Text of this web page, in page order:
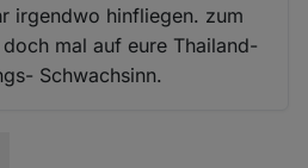
irgendwo hinfliegen. zum
mal auf eure Thailand-
Schwachsinn.